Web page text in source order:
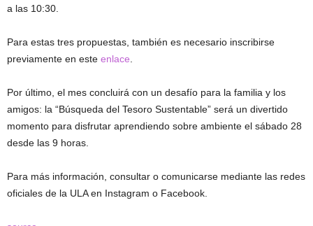
a las 10:30.
Para estas tres propuestas, también es necesario inscribirse
previamente en este enlace
Por último, el mes concluirá con un desafío para la familia y los
amigos: la “Búsqueda del Tesoro Sustentable” será un divertido
momento para disfrutar aprendiendo sobre ambiente el sábado 28
desde las 9 horas.
Para más información, consultar o comunicarse mediante las redes
oficiales de la ULA en Instagram o Facebook.